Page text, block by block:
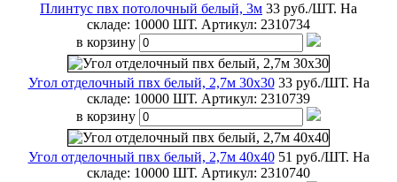
Плинтус пвх потолочный белый, 3м 33 руб./ШТ. На
складе: 10000 ШТ. Артикул: 2310734
в корзину
Угол отделочный пвх белый, 2,7м 30х30 33 руб./ШТ. На
складе: 10000 ШТ. Артикул: 2310739
в корзину
Угол отделочный пвх белый, 2,7м 40х40 51 руб./ШТ. На
складе: 10000 ШТ. Артикул: 2310740